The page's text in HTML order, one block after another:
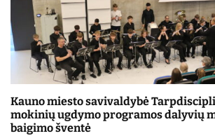
Kauno miesto savivaldybė
mokinių ugdymo programos dalyvių
baigimo šventė